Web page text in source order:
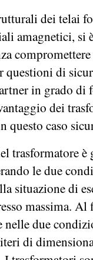
dei telai
amagnetici, si
questioni di
in grado di
dei
questo caso
trasformatore
le due
situazione di
massima.
due
di